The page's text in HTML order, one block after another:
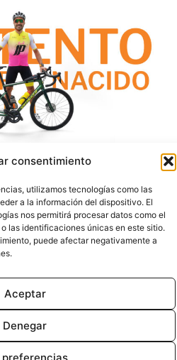
consentimiento
utilizamos tecnologías como las
a la información del dispositivo. El
nos permitirá procesar datos como el
las identificaciones únicas en este sitio.
puede afectar negativamente a
Aceptar
Denegar
preferencias